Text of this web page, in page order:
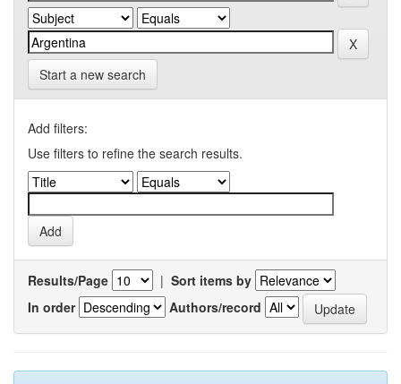
Start a new search
Add filters:
Use filters to refine the search results.
Results/Page | Sort items by
In order
Authors/record